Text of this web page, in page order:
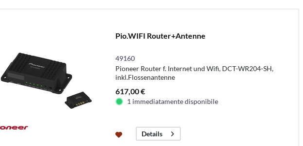
Pio.WIFI Router+Antenne
49160
Pioneer Router f. Internet und Wifi, DCT-WR204-SH,
inkl.Flossenantenne
617,00 €
1 immediatamente disponibile
Details